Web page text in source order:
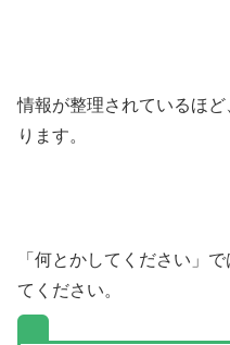
情報が整理されているほ
ります。
「何とかしてください」
てください。